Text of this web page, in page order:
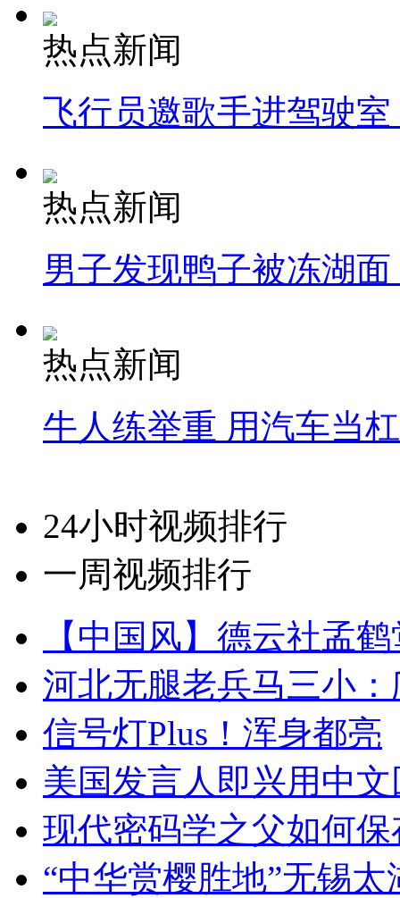
热点新闻
飞行员邀歌手进驾驶
热点新闻
男子发现鸭子被冻湖
热点新闻
牛人练举重 用汽车当
24小时视频排行
一周视频排行
【中国风】德云社孟
河北无腿老兵马三小
信号灯Plus！浑身都亮
美国发言人即兴用中
现代密码学之父如何
“中华赏樱胜地”无锡